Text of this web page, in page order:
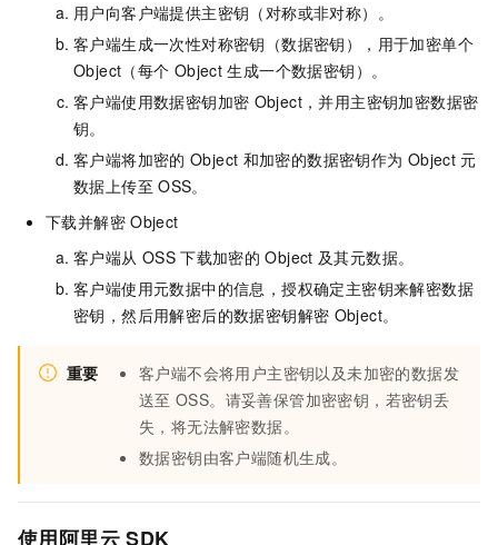
用户向客户端提供主密钥（对称或非对称）。
客户端生成一次性对称密钥（数据密钥），用于加密单个
Object（每个 Object 生成一个数据密钥）。
客户端使用数据密钥加密 Object，并用主密钥加密数据密
钥。
客户端将加密的 Object 和加密的数据密钥作为 Object 元
数据上传至 OSS。
下载并解密 Object
客户端从 OSS 下载加密的 Object 及其元数据。
客户端使用元数据中的信息，授权确定主密钥来解密数据
密钥，然后用解密后的数据密钥解密 Object。
重要
客户端不会将用户主密钥以及未加密的数据发
送至 OSS。请妥善保管加密密钥，若密钥丢
失，将无法解密数据。
数据密钥由客户端随机生成。
使用阿里云 SDK